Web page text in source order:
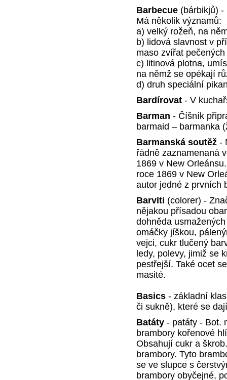
Barbecue (bárbikjů) -
Má několik významů:
a) velký rožeň, na
b) lidová slavnost v
maso zvířat
c) litinová plotna,
na němž se opékají
d) druh speciální
Bardírovat - V
Barman - Číšník
barmaid – barmanka
Barmanská soutěž -
řádně zaznamenaná
1869 v New
roce 1869 v New
autor jedné z prvních
Barviti (colorer) -
nějakou přísadou
dohněda
omáčky jíškou,
vejci, cukr tlučený
ledy, polevy, jimiž se
pestřejší. Také ocet
masité.
Basics - základní
či sukně), které se
Batáty - patáty - Bot.
brambory kořenové
Obsahují cukr a
brambory. Tyto
se ve slupce s
brambory obyčejné,